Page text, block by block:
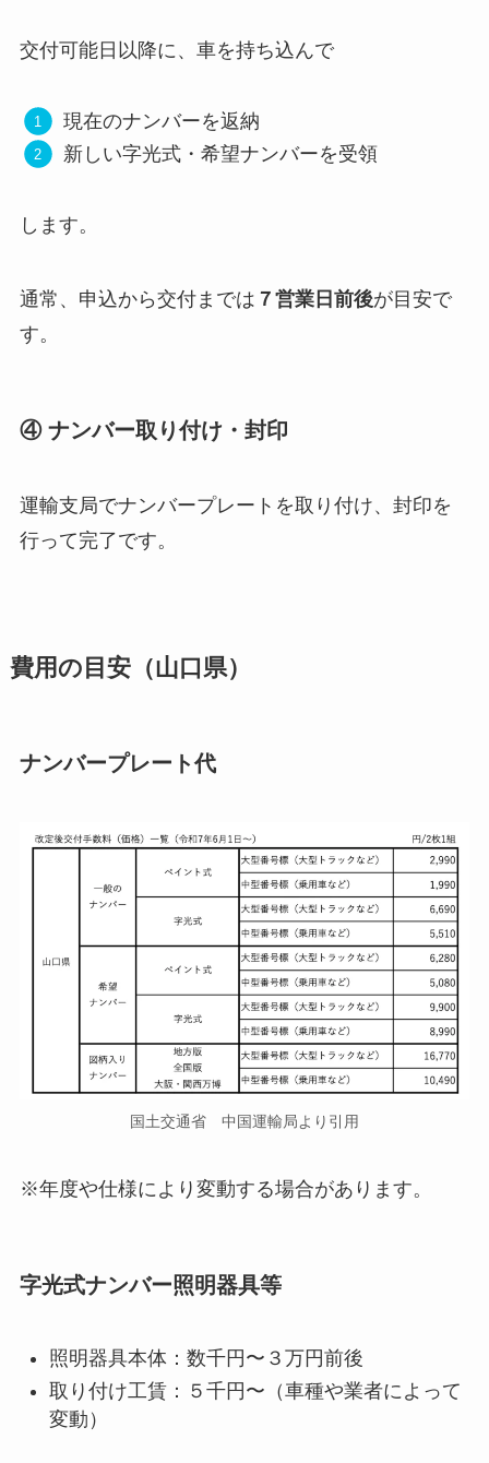
交付可能日以降に、車を持ち込んで
現在のナンバーを返納
新しい字光式・希望ナンバーを受領
します。
通常、申込から交付までは ７営業日前後が目安で
す。
④ ナンバー取り付け・封印
運輸支局でナンバープレートを取り付け、封印を
行って完了です。
費用の目安（山口県）
ナンバープレート代
国土交通省 中国運輸局より引用
※年度や仕様により変動する場合があります。
字光式ナンバー照明器具等
照明器具本体：数千円〜３万円前後
取り付け工賃：５千円〜（車種や業者によって
変動）